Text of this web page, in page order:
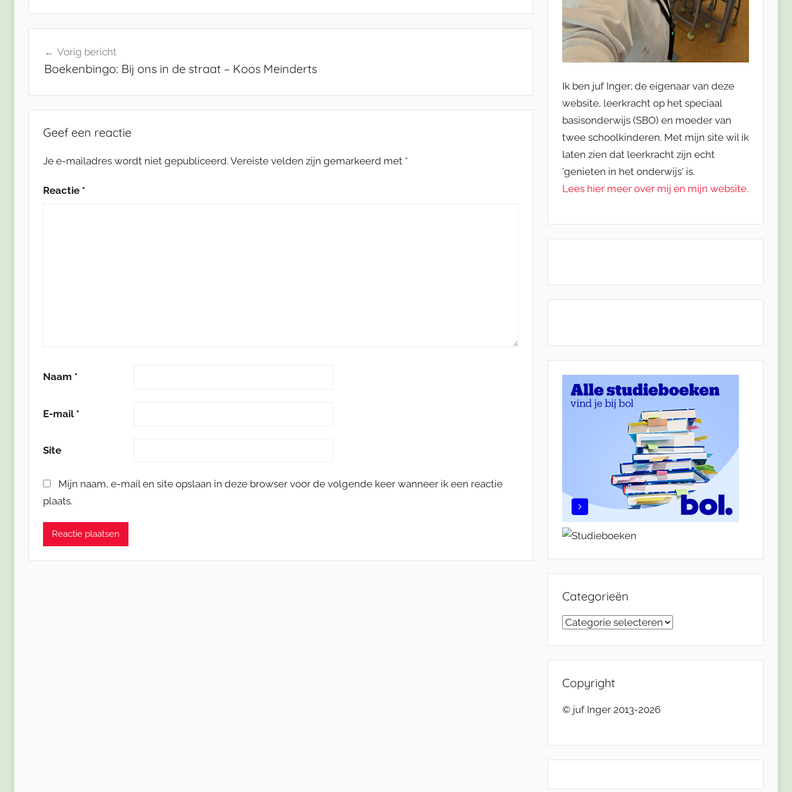
navigatie
Vorig bericht
Boekenbingo: Bij ons in de straat – Koos Meinderts
Geef een reactie
Je e-mailadres wordt niet gepubliceerd. Vereiste velden zijn gemarkeerd met *
Reactie *
Naam *
E-mail *
Site
Mijn naam, e-mail en site opslaan in deze browser voor de volgende keer wanneer ik een reactie
plaats.
Ik ben juf Inger; de eigenaar van deze
website, leerkracht op het speciaal
basisonderwijs (SBO) en moeder van
twee schoolkinderen. Met mijn site wil ik
laten zien dat leerkracht zijn echt
'genieten in het onderwijs' is.
Lees hier meer over mij en mijn website.
Categorieën
Categorieën
Copyright
© juf Inger 2013-2026